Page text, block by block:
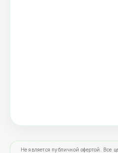
Не является публичной офертой. Все